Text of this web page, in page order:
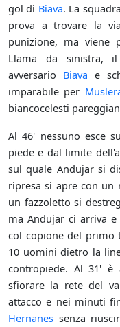
gol di Biava. La
prova a trovare la
punizione, ma viene
Llama da sinistra,
avversario Biava e
imparabile per
biancocelesti
Al 46' nessuno esce
piede e dal limite
sul quale Andujar si
ripresa si apre con
un fazzoletto si
ma Andujar ci arriva
col copione del primo
10 uomini dietro la
contropiede. Al 31' è
sfiorare la rete del
attacco e nei minuti
Hernanes senza